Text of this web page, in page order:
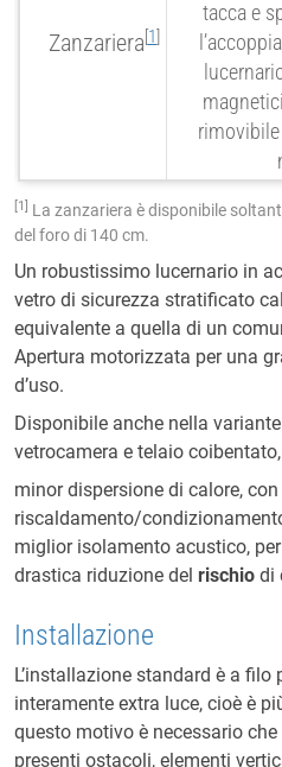
Zanzariera 1
tacca e
rimovibile
1
La zanzariera è disponibile
del foro di 140 cm.
Un robustissimo lucernario in
vetro di sicurezza stratificato
equivalente a quella di un
Apertura motorizzata per una
d’uso.
Disponibile anche nella
vetrocamera e telaio
minor dispersione di calore,
riscaldamento/
miglior isolamento acustico,
drastica riduzione del rischio di
Installazione
L’installazione standard è a
interamente extra luce, cioè è
questo motivo è necessario
presenti ostacoli, elementi